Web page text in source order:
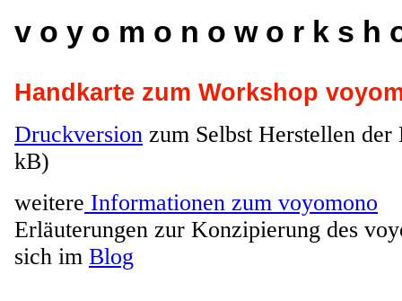
v o y o m o n o w o r k s h
Handkarte zum Workshop
Druckversion zum Selbst Herstellen
kB)
weitere Informationen zum voyomono
Erläuterungen zur Konzipierung des
sich im Blog